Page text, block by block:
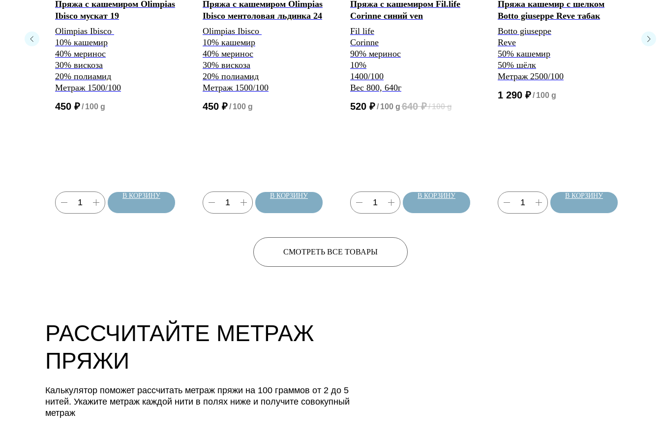
Пряжа с кашемиром Olimpias
Ibisco мускат 19
Olimpias Ibisco
10% кашемир
40% меринос
30% вискоза
20% полиамид
Метраж 1500/100
450 ₽/ 100 g
В КОРЗИНУ
Пряжа с кашемиром Olimpias
Ibisco ментоловая льдинка 24
Olimpias Ibisco
10% кашемир
40% меринос
30% вискоза
20% полиамид
Метраж 1500/100
450 ₽/ 100 g
В КОРЗИНУ
Пряжа с кашемиром Fil.life
Corinne синий ven
Fil life
Corinne
90% меринос
10%
1400/100
Вес 800, 640г
520 ₽/ 100 g 640 ₽/100 g
В КОРЗИНУ
Пряжа кашемир с шелком
Botto giuseppe Reve табак
Botto giuseppe
Reve
50% кашемир
50% шёлк
Метраж 2500/100
1 290 ₽/ 100 g
В КОРЗИНУ
СМОТРЕТЬ ВСЕ ТОВАРЫ
РАССЧИТАЙТЕ МЕТРАЖ
ПРЯЖИ
Калькулятор поможет рассчитать метраж пряжи на 100 граммов от 2 до 5
нитей. Укажите метраж каждой нити в полях ниже и получите совокупный
метраж